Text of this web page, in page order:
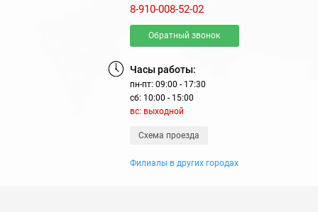
8-910-008-52-02
Обратный звонок
Часы работы:
пн-пт: 09:00 - 17:30
сб: 10:00 - 15:00
вс: выходной
Схема проезда
Филиалы в других городах